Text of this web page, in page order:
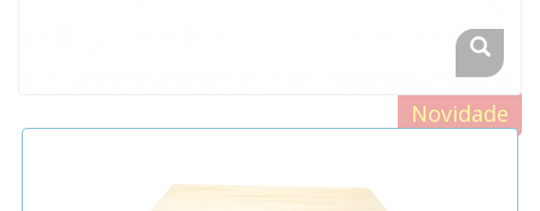
Novidade